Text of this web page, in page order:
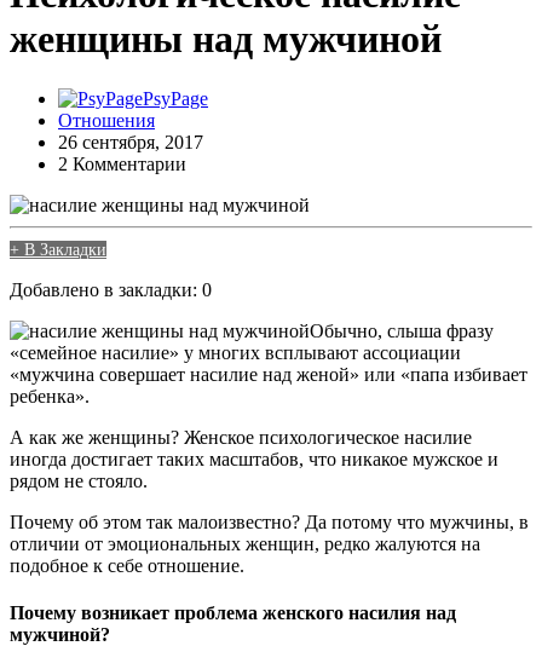
женщины над мужчиной
PsyPage
Отношения
26 сентября, 2017
2 Комментарии
+ В Закладки
Добавлено в закладки: 0
Обычно, слыша фразу
«семейное насилие» у многих всплывают ассоциации
«мужчина совершает насилие над женой» или «папа избивает
ребенка».
А как же женщины? Женское психологическое насилие
иногда достигает таких масштабов, что никакое мужское и
рядом не стояло.
Почему об этом так малоизвестно? Да потому что мужчины, в
отличии от эмоциональных женщин, редко жалуются на
подобное к себе отношение.
Почему возникает проблема женского насилия над
мужчиной?